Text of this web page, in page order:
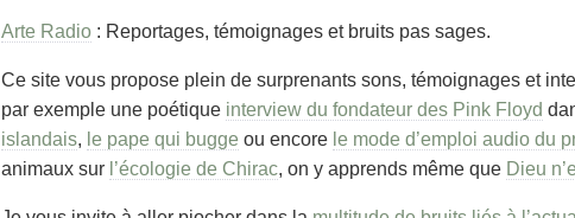
Arte Radio : Reportages, témoignages et bruits pas sages.
Ce site vous propose plein de surprenants sons, témoignages et
par exemple une poétique interview du fondateur des Pink Floyd
islandais, le pape qui bugge ou encore le mode d’emploi audio du
animaux sur l’écologie de Chirac, on y apprends même que Dieu